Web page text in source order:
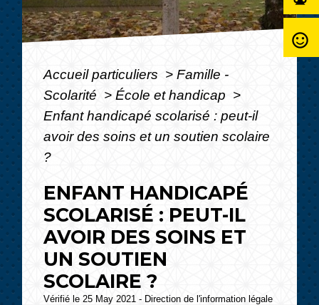
Accueil particuliers > Famille -
Scolarité > École et handicap >
Enfant handicapé scolarisé : peut-il
avoir des soins et un soutien scolaire
?
ENFANT HANDICAPÉ
SCOLARISÉ : PEUT-IL
AVOIR DES SOINS ET
UN SOUTIEN
SCOLAIRE ?
Vérifié le 25 May 2021 - Direction de l'information légale
sentiment_satisfied_alt